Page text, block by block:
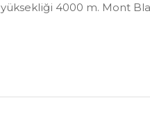
yüksekliği 4000 m. Mont